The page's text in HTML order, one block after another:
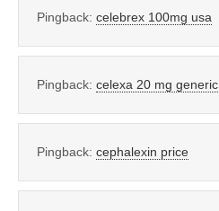
Pingback: celebrex 100mg usa
Pingback: celexa 20 mg generic
Pingback: cephalexin price